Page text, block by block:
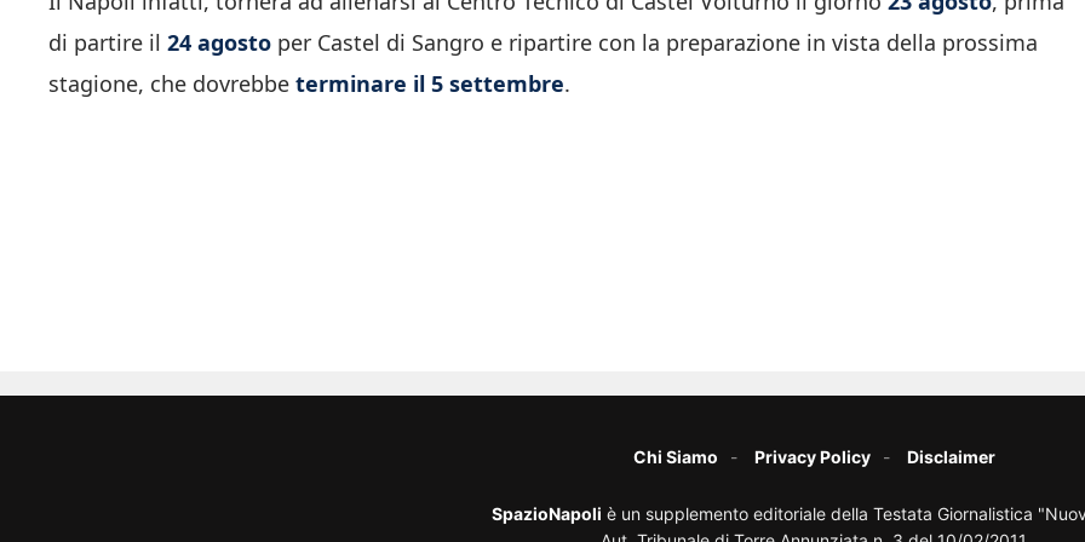
di partire il 24 agosto per Castel di Sangro e ripartire con la preparazione in vista della prossima
stagione, che dovrebbe terminare il 5 settembre.
Chi Siamo Privacy Policy Disclaimer
SpazioNapoli è un supplemento editoriale della Testata Giornalistica